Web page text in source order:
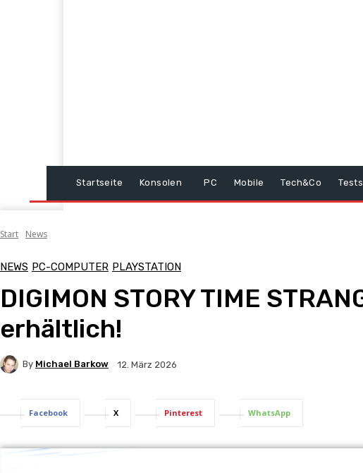
Startseite Konsolen PC Mobile Tech&Co Tests
Start News
NEWS PC-COMPUTER PLAYSTATION
DIGIMON STORY TIME
erhältlich!
By Michael Barkow 12. März 2026
Facebook X Pinterest WhatsApp